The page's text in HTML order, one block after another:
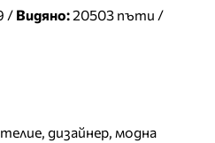
/ Видяно:20503 пъти /
, дизайнер, модна